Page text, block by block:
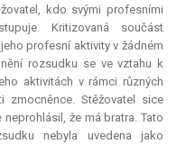
kdo svými profesními
Kritizovaná součást
profesní aktivity v žádném
rozsudku se ve vztahu k
aktivitách v rámci různých
zmocněnce. Stěžovatel sice
že má bratra. Tato
nebyla uvedena jako